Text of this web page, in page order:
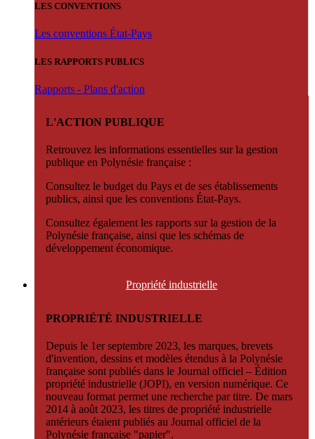
LES CONVENTIONS
Les conventions État-Pays
LES RAPPORTS PUBLICS
Rapports - Plans d'action
L'ACTION PUBLIQUE
Retrouvez les informations essentielles sur la gestion
publique en Polynésie française :
Consultez le budget du Pays et de ses établissements
publics, ainsi que les conventions État-Pays.
Consultez également les rapports sur la gestion de la
Polynésie française, ainsi que les schémas de
développement économique.
Propriété industrielle
PROPRIÉTÉ INDUSTRIELLE
Depuis le 1er septembre 2023, les marques, brevets
d'invention, dessins et modèles étendus à la Polynésie
française sont publiés dans le Journal officiel – Édition
propriété industrielle (JOPI), en version numérique. Ce
nouveau format permet une recherche par titre. De mars
2014 à août 2023, les titres de propriété industrielle
antérieurs étaient publiés au Journal officiel de la
Polynésie française "papier".